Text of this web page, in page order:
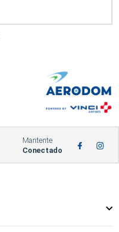
Mantente
Conectado